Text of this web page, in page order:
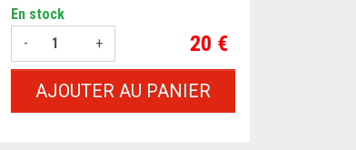
En stock
-
+ Prix
20 €
AJOUTER AU PANIER